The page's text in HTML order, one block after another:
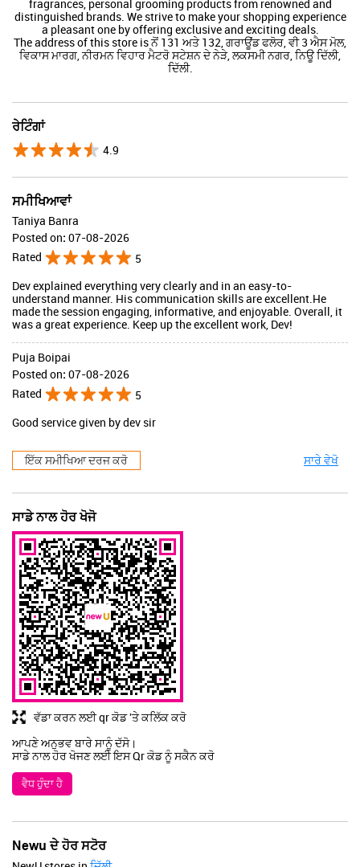
fragrances, personal grooming products from renowned and
distinguished brands. We strive to make your shopping experience
a pleasant one by offering exclusive and exciting deals.
The address of this store is ਨੋਂ 131 ਅਤੇ 132, ਗਰਾਊਂਡ ਫਲੋਰ, ਵੀ 3 ਐਸ ਮੋਲ,
ਵਿਕਾਸ ਮਾਰਗ, ਨੀਰਮਨ ਵਿਹਾਰ ਮੈਟਰੋ ਸਟੇਸ਼ਨ ਦੇ ਨੇੜੇ, ਲਕਸਮੀ ਨਗਰ, ਨਿਊ ਦਿੱਲੀ,
ਦਿੱਲੀ.
ਰੇਟਿੰਗਾਂ
4.9
ਸਮੀਖਿਆਵਾਂ
Taniya Banra
Posted on: 07-08-2026
Rated
5
Dev explained everything very clearly and in an easy-to-
understand manner. His communication skills are excellent.He
made the session engaging, informative, and enjoyable. Overall, it
was a great experience. Keep up the excellent work, Dev!
Puja Boipai
Posted on: 07-08-2026
Rated
5
Good service given by dev sir
ਇੱਕ ਸਮੀਖਿਆ ਦਰਜ ਕਰੋ ਸਾਰੇ ਵੇਖੋ
ਸਾਡੇ ਨਾਲ ਹੋਰ ਖੋਜੋ
ਵੱਡਾ ਕਰਨ ਲਈ qr ਕੋਡ 'ਤੇ ਕਲਿੱਕ ਕਰੋ
ਆਪਣੇ ਅਨੁਭਵ ਬਾਰੇ ਸਾਨੂੰ ਦੱਸੋ।
ਸਾਡੇ ਨਾਲ ਹੋਰ ਖੋਜਣ ਲਈ ਇਸ Qr ਕੋਡ ਨੂੰ ਸਕੈਨ ਕਰੋ
ਵੈਧ ਹੁੰਦਾ ਹੈ
Newu ਦੇ ਹੋਰ ਸਟੋਰ